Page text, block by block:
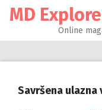
MD
Online
Savršena